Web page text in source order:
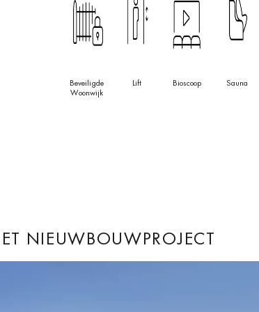
aangenaam maken. Deze stijlvolle woning zal mensen
van luxe wonen in een schitterende omgeving en dicht bij
te bieden heeft.
Beveiligde
Woonwijk
Lift Bioscoop Sauna
NIEUWBOUWPROJECT